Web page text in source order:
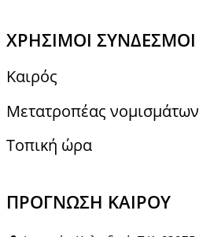
ΧΡΉΣΙΜΟΙ ΣΎΝΔΕΣΜΟΙ
Καιρός
Μετατροπέας νομισμάτων
Τοπική ώρα
ΠΡΌΓΝΩΣΗ ΚΑΙΡΟΎ